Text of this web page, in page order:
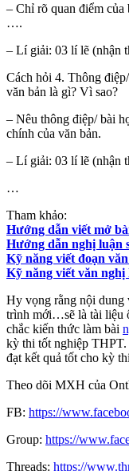
– Chỉ rõ quan điểm của
….
– Lí giải: 03 lí lẽ (nhận
Cách hỏi 4. Thông
văn bản là gì? Vì sao?
– Nêu thông điệp/ bài
chính của văn bản.
– Lí giải: 03 lí lẽ (nhận
…
Tham khảo:
Hướng dẫn viết mở
Hướng dẫn nghị luận
Kỹ năng viết đoạn
Kỹ năng viết văn nghị
Hy vọng rằng nội dung
trình mới…sẽ là tài liệu
chắc kiến thức làm bài
kỳ thi tốt nghiệp THPT.
đạt kết quả tốt cho kỳ
Theo dõi MXH của
FB: https://
Group: https://
Threads: https://